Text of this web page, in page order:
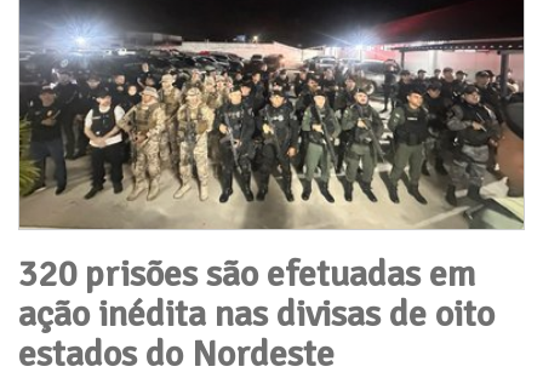
320 prisões são efetuadas em
ação inédita nas divisas de oito
estados do Nordeste